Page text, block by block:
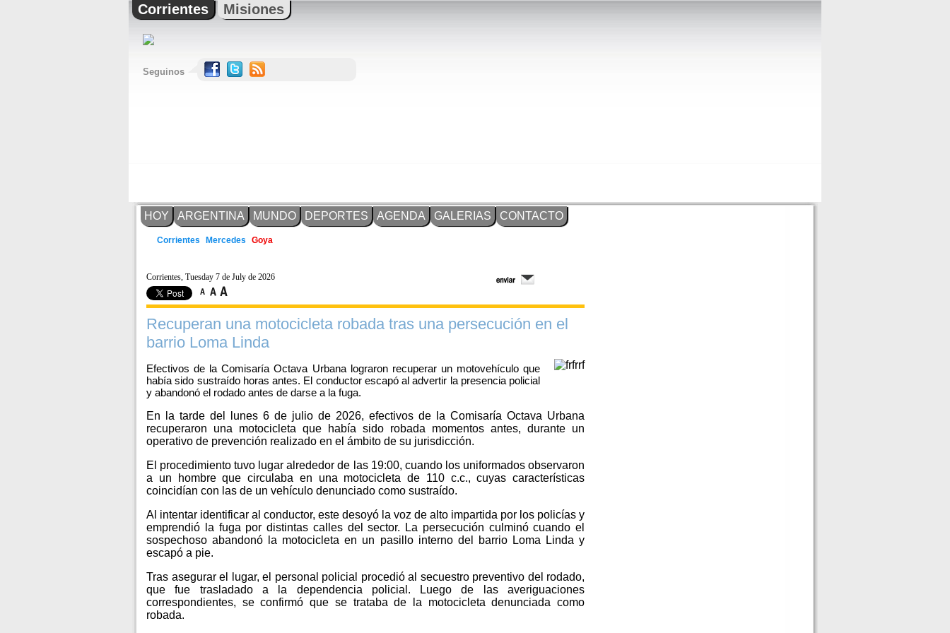
Corrientes Misiones
Seguinos
HOY ARGENTINA MUNDO DEPORTES AGENDA GALERIAS CONTACTO
Corrientes Mercedes Goya
Corrientes, Tuesday 7 de July de 2026
Recuperan una motocicleta robada tras una persecución en el
barrio Loma Linda
Efectivos de la Comisaría Octava Urbana lograron recuperar un motovehículo que
había sido sustraído horas antes. El conductor escapó al advertir la presencia policial
y abandonó el rodado antes de darse a la fuga.
En la tarde del lunes 6 de julio de 2026, efectivos de la Comisaría Octava Urbana
recuperaron una motocicleta que había sido robada momentos antes, durante un
operativo de prevención realizado en el ámbito de su jurisdicción.
El procedimiento tuvo lugar alrededor de las 19:00, cuando los uniformados observaron
a un hombre que circulaba en una motocicleta de 110 c.c., cuyas características
coincidían con las de un vehículo denunciado como sustraído.
Al intentar identificar al conductor, este desoyó la voz de alto impartida por los policías y
emprendió la fuga por distintas calles del sector. La persecución culminó cuando el
sospechoso abandonó la motocicleta en un pasillo interno del barrio Loma Linda y
escapó a pie.
Tras asegurar el lugar, el personal policial procedió al secuestro preventivo del rodado,
que fue trasladado a la dependencia policial. Luego de las averiguaciones
correspondientes, se confirmó que se trataba de la motocicleta denunciada como
robada.